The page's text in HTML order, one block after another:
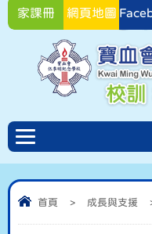
家課冊 網頁地圖
首頁 > 成長與支援